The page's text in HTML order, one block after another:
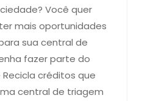
Você quer
mais oportunidades
sua central de
fazer parte do
créditos que
central de triagem